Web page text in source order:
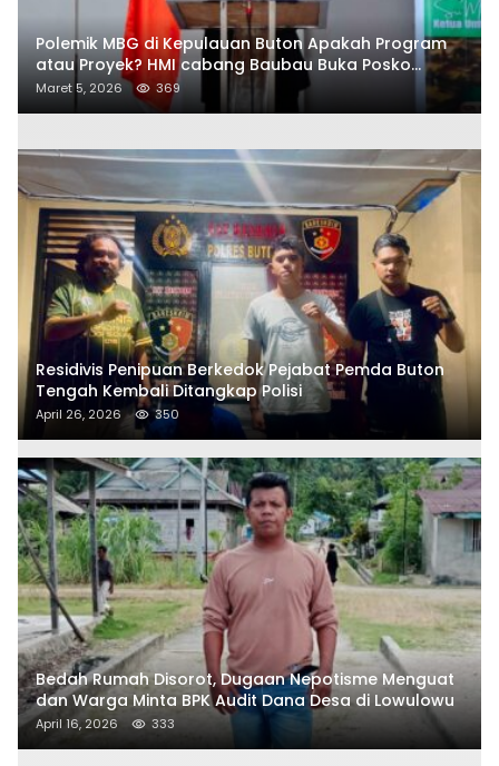
Polemik MBG di Kepulauan Buton Apakah Program
atau Proyek? HMI cabang Baubau Buka Posko
Aduan Masyarakat
Maret 5, 2026 369
Residivis Penipuan Berkedok Pejabat Pemda Buton
Tengah Kembali Ditangkap Polisi
April 26, 2026 350
Bedah Rumah Disorot, Dugaan Nepotisme Menguat
dan Warga Minta BPK Audit Dana Desa di Lowulowu
April 16, 2026 333